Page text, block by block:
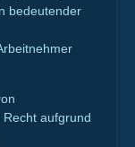
bedeutender
aufgrund